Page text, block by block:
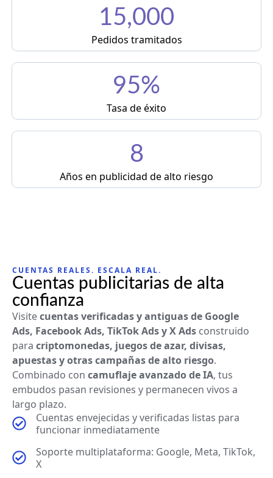
15,000
Pedidos tramitados
95%
Tasa de éxito
8
Años en publicidad de alto riesgo
CUENTAS REALES. ESCALA REAL.
Cuentas publicitarias de alta
confianza
Visitecuentas verificadas y antiguas de Google
Ads, Facebook Ads, TikTok Ads y X Ads construido
para criptomonedas, juegos de azar, divisas,
apuestas y otras campañas de alto riesgo.
Combinado con camuflaje avanzado de IA, tus
embudos pasan revisiones y permanecen vivos a
largo plazo.
Cuentas envejecidas y verificadas listas para
funcionar inmediatamente
Soporte multiplataforma: Google, Meta, TikTok,
X